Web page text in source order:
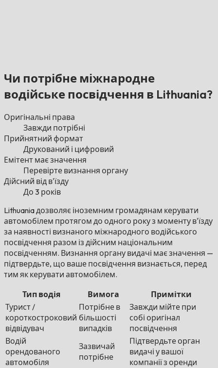
Чи потрібне міжнародне
водійське посвідчення в Lithuania?
Оригінальні права
Завжди потрібні
Прийнятний формат
Друкований і цифровий
Емітент має значення
Перевірте визнання органу
Дійсний від в'їзду
До 3 років
Lithuania дозволяє іноземним громадянам керувати
автомобілем протягом до одного року з моменту в'їзду
за наявності визнаного міжнародного водійського
посвідчення разом із дійсним національним
посвідченням. Визнання органу видачі має значення —
підтвердьте, що ваше посвідчення визнається, перед
тим як керувати автомобілем.
Тип водія Вимога
Примітки
Турист /
короткостроковий
відвідувач
Потрібне в
більшості
випадків
Завжди мійте при
собі оригінал
посвідчення
Водій
орендованого
автомобіля
Зазвичай
потрібне
Підтвердьте орган
видачі у вашої
компанії з оренди